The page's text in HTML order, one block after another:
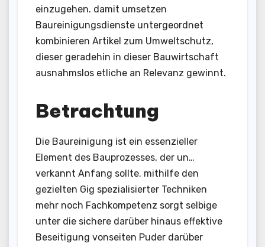
einzugehen. damit umsetzen
Baureinigungsdienste untergeordnet
kombinieren Artikel zum Umweltschutz,
dieser geradehin in dieser Bauwirtschaft
ausnahmslos etliche an Relevanz gewinnt.
Betrachtung
Die Baureinigung ist ein essenzieller
Element des Bauprozesses, der un…
verkannt Anfang sollte. mithilfe den
gezielten Gig spezialisierter Techniken
mehr noch Fachkompetenz sorgt selbige
unter die sichere darüber hinaus effektive
Beseitigung vonseiten Puder darüber